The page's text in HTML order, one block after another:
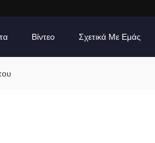
Βίντεο Σχετικά Με Εμάς